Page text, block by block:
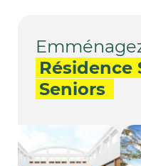
Résidence
Seniors